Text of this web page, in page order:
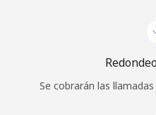
Se cobrarán las